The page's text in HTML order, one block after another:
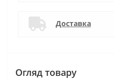
Доставка
Огляд товару